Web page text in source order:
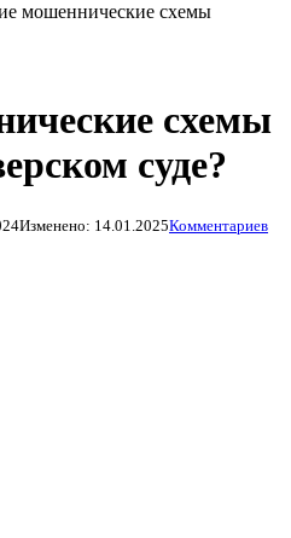
мошеннические схемы
схемы
суде?
Изменено: 14.01.2025Комментариев